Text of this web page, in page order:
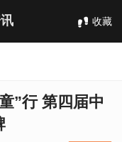
收藏
”行 第四届中